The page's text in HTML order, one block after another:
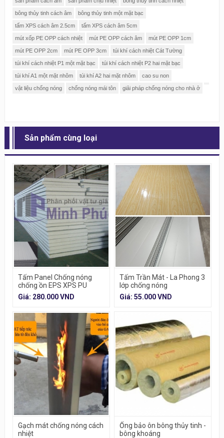
bông thủy tinh cách âm bông thủy tinh một mặt bạc
tấm XPS cách âm 2.5cm tấm XPS cách âm 5cm
mút xốp PE OPP cách nhiệt mút PE OPP cách âm mút PE OPP 1cm
mút PE OPP 2cm mút PE OPP 3cm túi khí cách nhiệt Cát Tường
túi khí cách nhiệt P1 một mặt bạc túi khí cách nhiệt P2 hai mặt bạc
túi khí A1 một mặt nhôm túi khí A2 hai mặt nhôm cao su non
vật liệu chống nóng chống nóng mái tôn giải pháp chống nóng cho nhà ở
Sản phẩm cùng loại
Tấm Panel Chống nóng
chống ồn EPS XPS PU
ROCKWOOL
Giá: 280.000 VND
Tấm Trần Mát - La Phong 3
lớp chống nóng
Giá: 55.000 VND
Gạch mát chống nóng cách
nhiệt
Ống bảo ôn bông thủy tinh -
bông khoáng